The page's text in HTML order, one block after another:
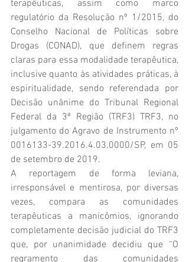
terapêuticas, assim como marco
regulatório da Resolução nº 1/2015, do
Conselho Nacional de Políticas sobre
Drogas (CONAD), que definem regras
claras para essa modalidade terapêutica,
inclusive quanto às atividades práticas, à
espiritualidade, sendo referendada por
Decisão unânime do Tribunal Regional
Federal da 3ª Região (TRF3) TRF3, no
julgamento do Agravo de Instrumento nº
0016133-39.2016.4.03.0000/SP, em 05
de setembro de 2019.
A reportagem de forma leviana,
irresponsável e mentirosa, por diversas
vezes, compara as comunidades
terapêuticas a manicômios, ignorando
completamente decisão judicial do TRF3
que, por unanimidade decidiu que “O
regramento das comunidades